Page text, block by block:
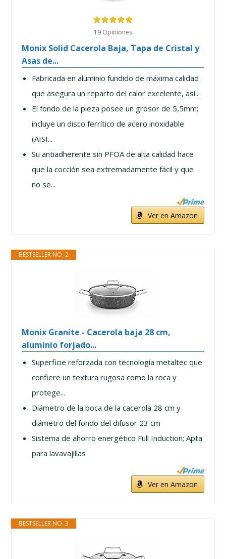
19 Opiniones
Monix Solid Cacerola Baja, Tapa de Cristal y
Asas de...
Fabricada en aluminio fundido de máxima calidad
que asegura un reparto del calor excelente, asi...
El fondo de la pieza posee un grosor de 5,5mm;
incluye un disco ferrítico de acero inoxidable
(AISI...
Su antiadherente sin PFOA de alta calidad hace
que la cocción sea extremadamente fácil y que
no se...
Ver en Amazon
BESTSELLER NO. 2
Monix Granite - Cacerola baja 28 cm,
aluminio forjado...
Superficie reforzada con tecnología metaltec que
confiere un textura rugosa como la roca y
protege...
Diámetro de la boca de la cacerola 28 cm y
diámetro del fondo del difusor 23 cm
Sistema de ahorro energético Full Induction; Apta
para lavavajillas
Ver en Amazon
BESTSELLER NO. 3